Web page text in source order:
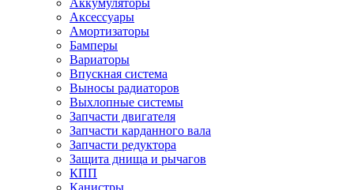
Аксессуары
Амортизаторы
Бамперы
Вариаторы
Впускная система
Выносы радиаторов
Выхлопные системы
Запчасти двигателя
Запчасти карданного вала
Запчасти редуктора
Защита днища и рычагов
КПП
Канистры